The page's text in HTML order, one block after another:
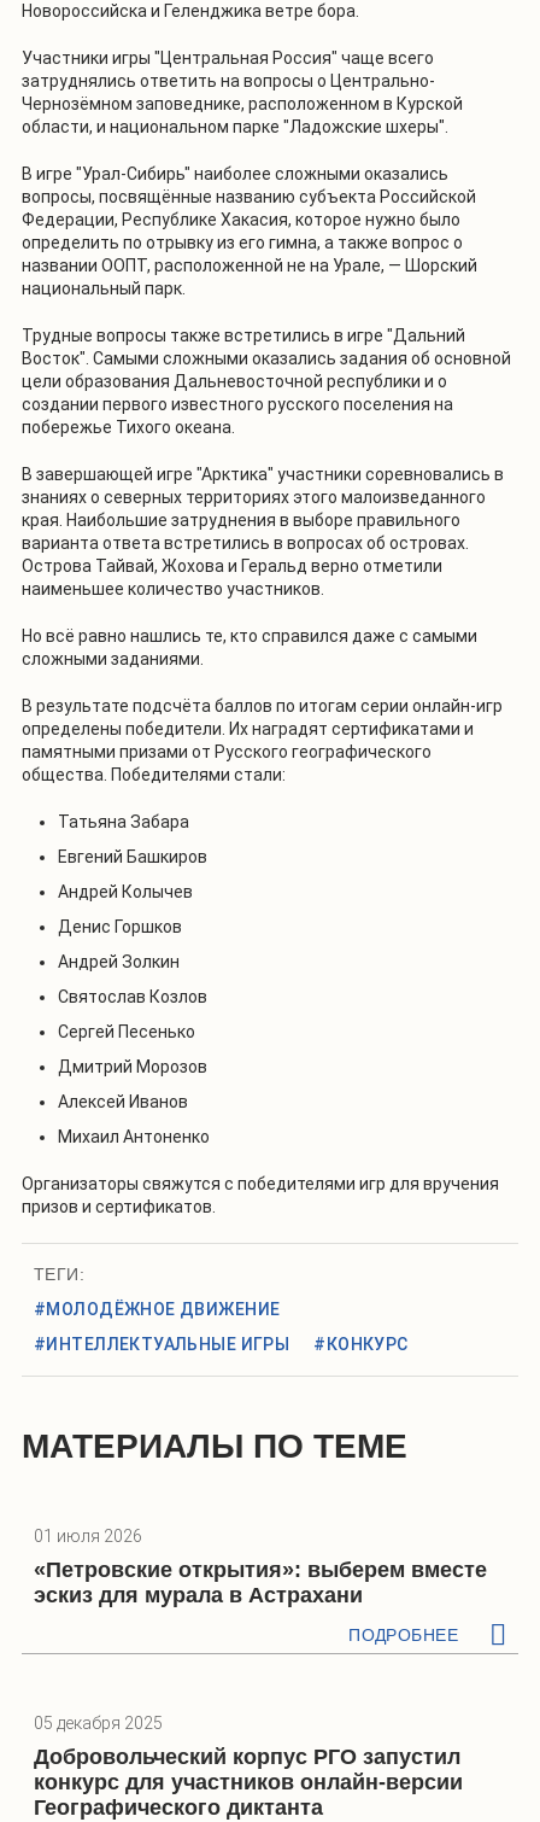
Новороссийска и Геленджика ветре бора.
Участники игры "Центральная Россия" чаще всего
затруднялись ответить на вопросы о Центрально-
Чернозёмном заповеднике, расположенном в Курской
области, и национальном парке "Ладожские шхеры".
В игре "Урал-Сибирь" наиболее сложными оказались
вопросы, посвящённые названию субъекта Российской
Федерации, Республике Хакасия, которое нужно было
определить по отрывку из его гимна, а также вопрос о
названии ООПТ, расположенной не на Урале, — Шорский
национальный парк.
Трудные вопросы также встретились в игре "Дальний
Восток". Самыми сложными оказались задания об основной
цели образования Дальневосточной республики и о
создании первого известного русского поселения на
побережье Тихого океана.
В завершающей игре "Арктика" участники соревновались в
знаниях о северных территориях этого малоизведанного
края. Наибольшие затруднения в выборе правильного
варианта ответа встретились в вопросах об островах.
Острова Тайвай, Жохова и Геральд верно отметили
наименьшее количество участников.
Но всё равно нашлись те, кто справился даже с самыми
сложными заданиями.
В результате подсчёта баллов по итогам серии онлайн-игр
определены победители. Их наградят сертификатами и
памятными призами от Русского географического
общества. Победителями стали:
Татьяна Забара
Евгений Башкиров
Андрей Колычев
Денис Горшков
Андрей Золкин
Святослав Козлов
Сергей Песенько
Дмитрий Морозов
Алексей Иванов
Михаил Антоненко
Организаторы свяжутся с победителями игр для вручения
призов и сертификатов.
ТЕГИ:
#МОЛОДЁЖНОЕ ДВИЖЕНИЕ
#ИНТЕЛЛЕКТУАЛЬНЫЕ ИГРЫ
#КОНКУРС
МАТЕРИАЛЫ ПО ТЕМЕ
01 июля 2026
«Петровские открытия»: выберем вместе
эскиз для мурала в Астрахани
ПОДРОБНЕЕ
05 декабря 2025
Добровольческий корпус РГО запустил
конкурс для участников онлайн-версии
Географического диктанта